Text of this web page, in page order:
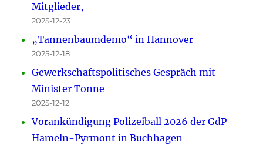
Mitglieder,
2025-12-23
„Tannenbaumdemo“ in Hannover
2025-12-18
Gewerkschaftspolitisches Gespräch mit
Minister Tonne
2025-12-12
Vorankündigung Polizeiball 2026 der GdP
Hameln-Pyrmont in Buchhagen